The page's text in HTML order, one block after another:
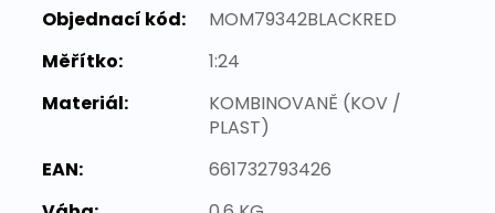
Objednací kód:
MOM79342BLACKRED
Měřítko:
1:24
Materiál:
KOMBINOVANĚ (KOV /
PLAST)
EAN:
661732793426